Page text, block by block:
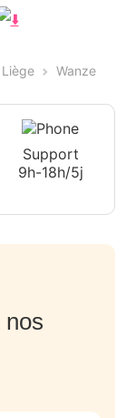
Liège Wanze
Support
9h-18h/5j
nos